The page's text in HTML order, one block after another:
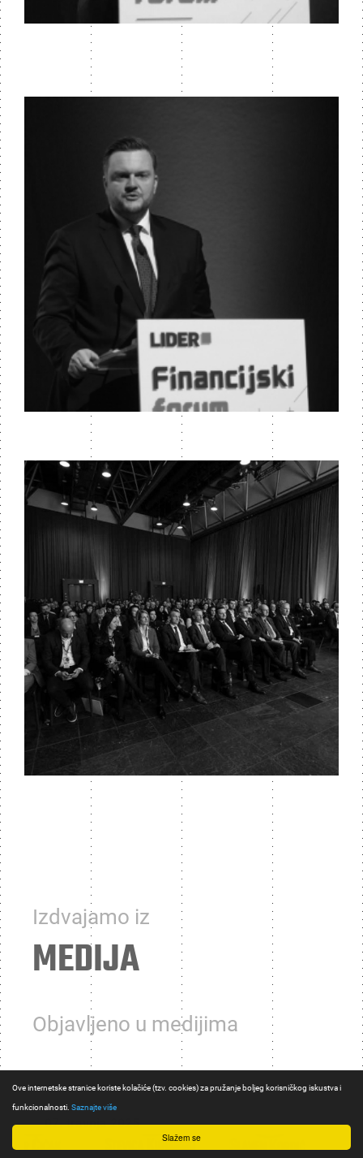
Slažem se
Ove internetske stranice koriste kolačiće (tzv. cookies) za pružanje boljeg korisničkog iskustva i
funkcionalnosti. Saznajte više
Izdvajamo iz
MEDIJA
Objavljeno u medijima
07. travnja 2025